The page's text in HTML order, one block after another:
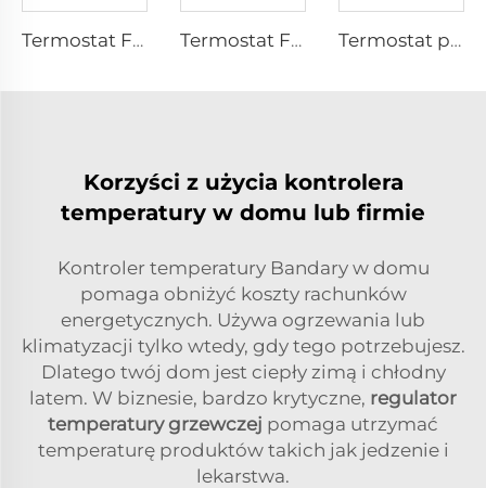
Termostat FC281 dla wentylatora koilowego Termostat FC281 dla wentylatora koilowego Termostat pompy ciepła FC660
Korzyści z użycia kontrolera
temperatury w domu lub firmie
Kontroler temperatury Bandary w domu
pomaga obniżyć koszty rachunków
energetycznych. Używa ogrzewania lub
klimatyzacji tylko wtedy, gdy tego potrzebujesz.
Dlatego twój dom jest ciepły zimą i chłodny
latem. W biznesie, bardzo krytyczne, regulator
temperatury grzewczej pomaga utrzymać
temperaturę produktów takich jak jedzenie i
lekarstwa.